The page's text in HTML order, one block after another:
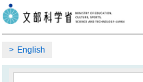
English